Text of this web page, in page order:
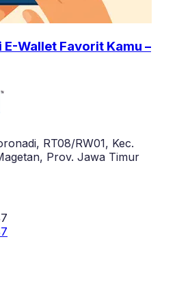
E-Wallet Favorit Kamu –
RT08/RW01, Kec.
Prov. Jawa Timur